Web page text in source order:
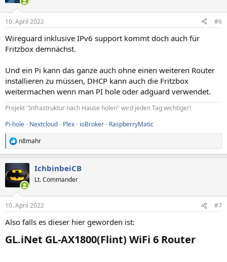
10. April 2022 #6
Wireguard inklusive IPv6 support kommt doch auch für
Fritzbox demnächst.
Und ein Pi kann das ganze auch ohne einen weiteren Router
installieren zu müssen, DHCP kann auch die Fritzbox
weitermachen wenn man PI hole oder adguard verwendet.
Projekt "Infrastruktur nach Hause holen" wird jeden Tag wichtiger!
Pi-hole- Nextcloud- Plex- ioBroker- RaspberryMatic
R
e
k
t
e
:
n8mahr
IchbinbeiCB
Lt. Commander
10. April 2022 #7
Also falls es dieser hier geworden ist:
GL.iNet GL-AX1800(Flint) WiFi 6 Router​